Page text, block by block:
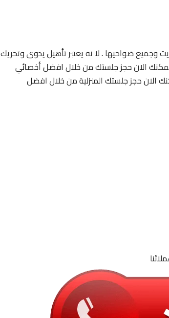
وجميع ضواحيها . لا نه يعتبر تأهيل يدوى وتحريك
يمكنك الان حجز جلستك من خلال افضل أخصائي
الان حجز جلستك المنزلية من خلال افضل